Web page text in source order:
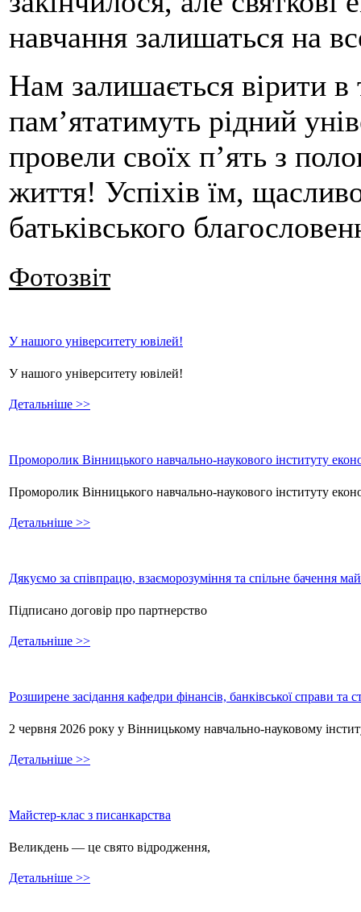
навчання залишаться на
Нам залишається вірити
пам’ятатимуть рідний
провели своїх п’ять з
життя! Успіхів їм,
батьківського
Фотозвіт
У нашого університету ювілей!
У нашого університету ювілей!
Детальніше >>
Проморолик Вінницького навчально-наукового інституту
Проморолик Вінницького навчально-наукового інституту
Детальніше >>
Дякуємо за співпрацю, взаєморозуміння та спільне бачення
Підписано договір про партнерство
Детальніше >>
Розширене засідання кафедри фінансів, банківської справи та
2 червня 2026 року у Вінницькому навчально-науковому
Детальніше >>
Майстер-клас з писанкарства
Великдень — це свято відродження,
Детальніше >>